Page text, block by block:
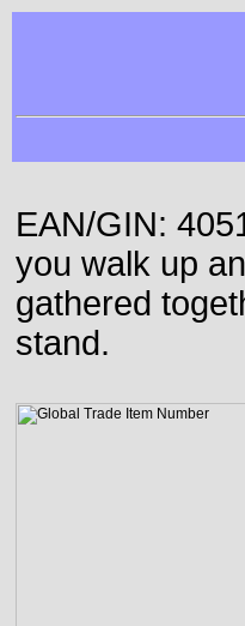
EAN/GIN:
you walk up
gathered
stand.